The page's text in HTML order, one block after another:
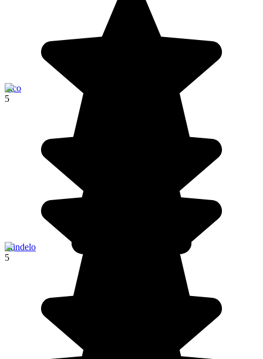
Pico
5
Mindelo
5